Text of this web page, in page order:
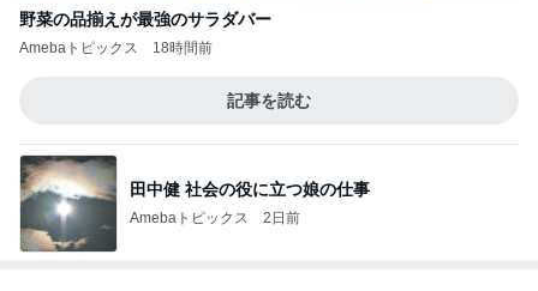
野菜の品揃えが最強のサラダバー
Amebaトピックス 18時間前
記事を読む
田中健 社会の役に立つ娘の仕事
Amebaトピックス 2日前